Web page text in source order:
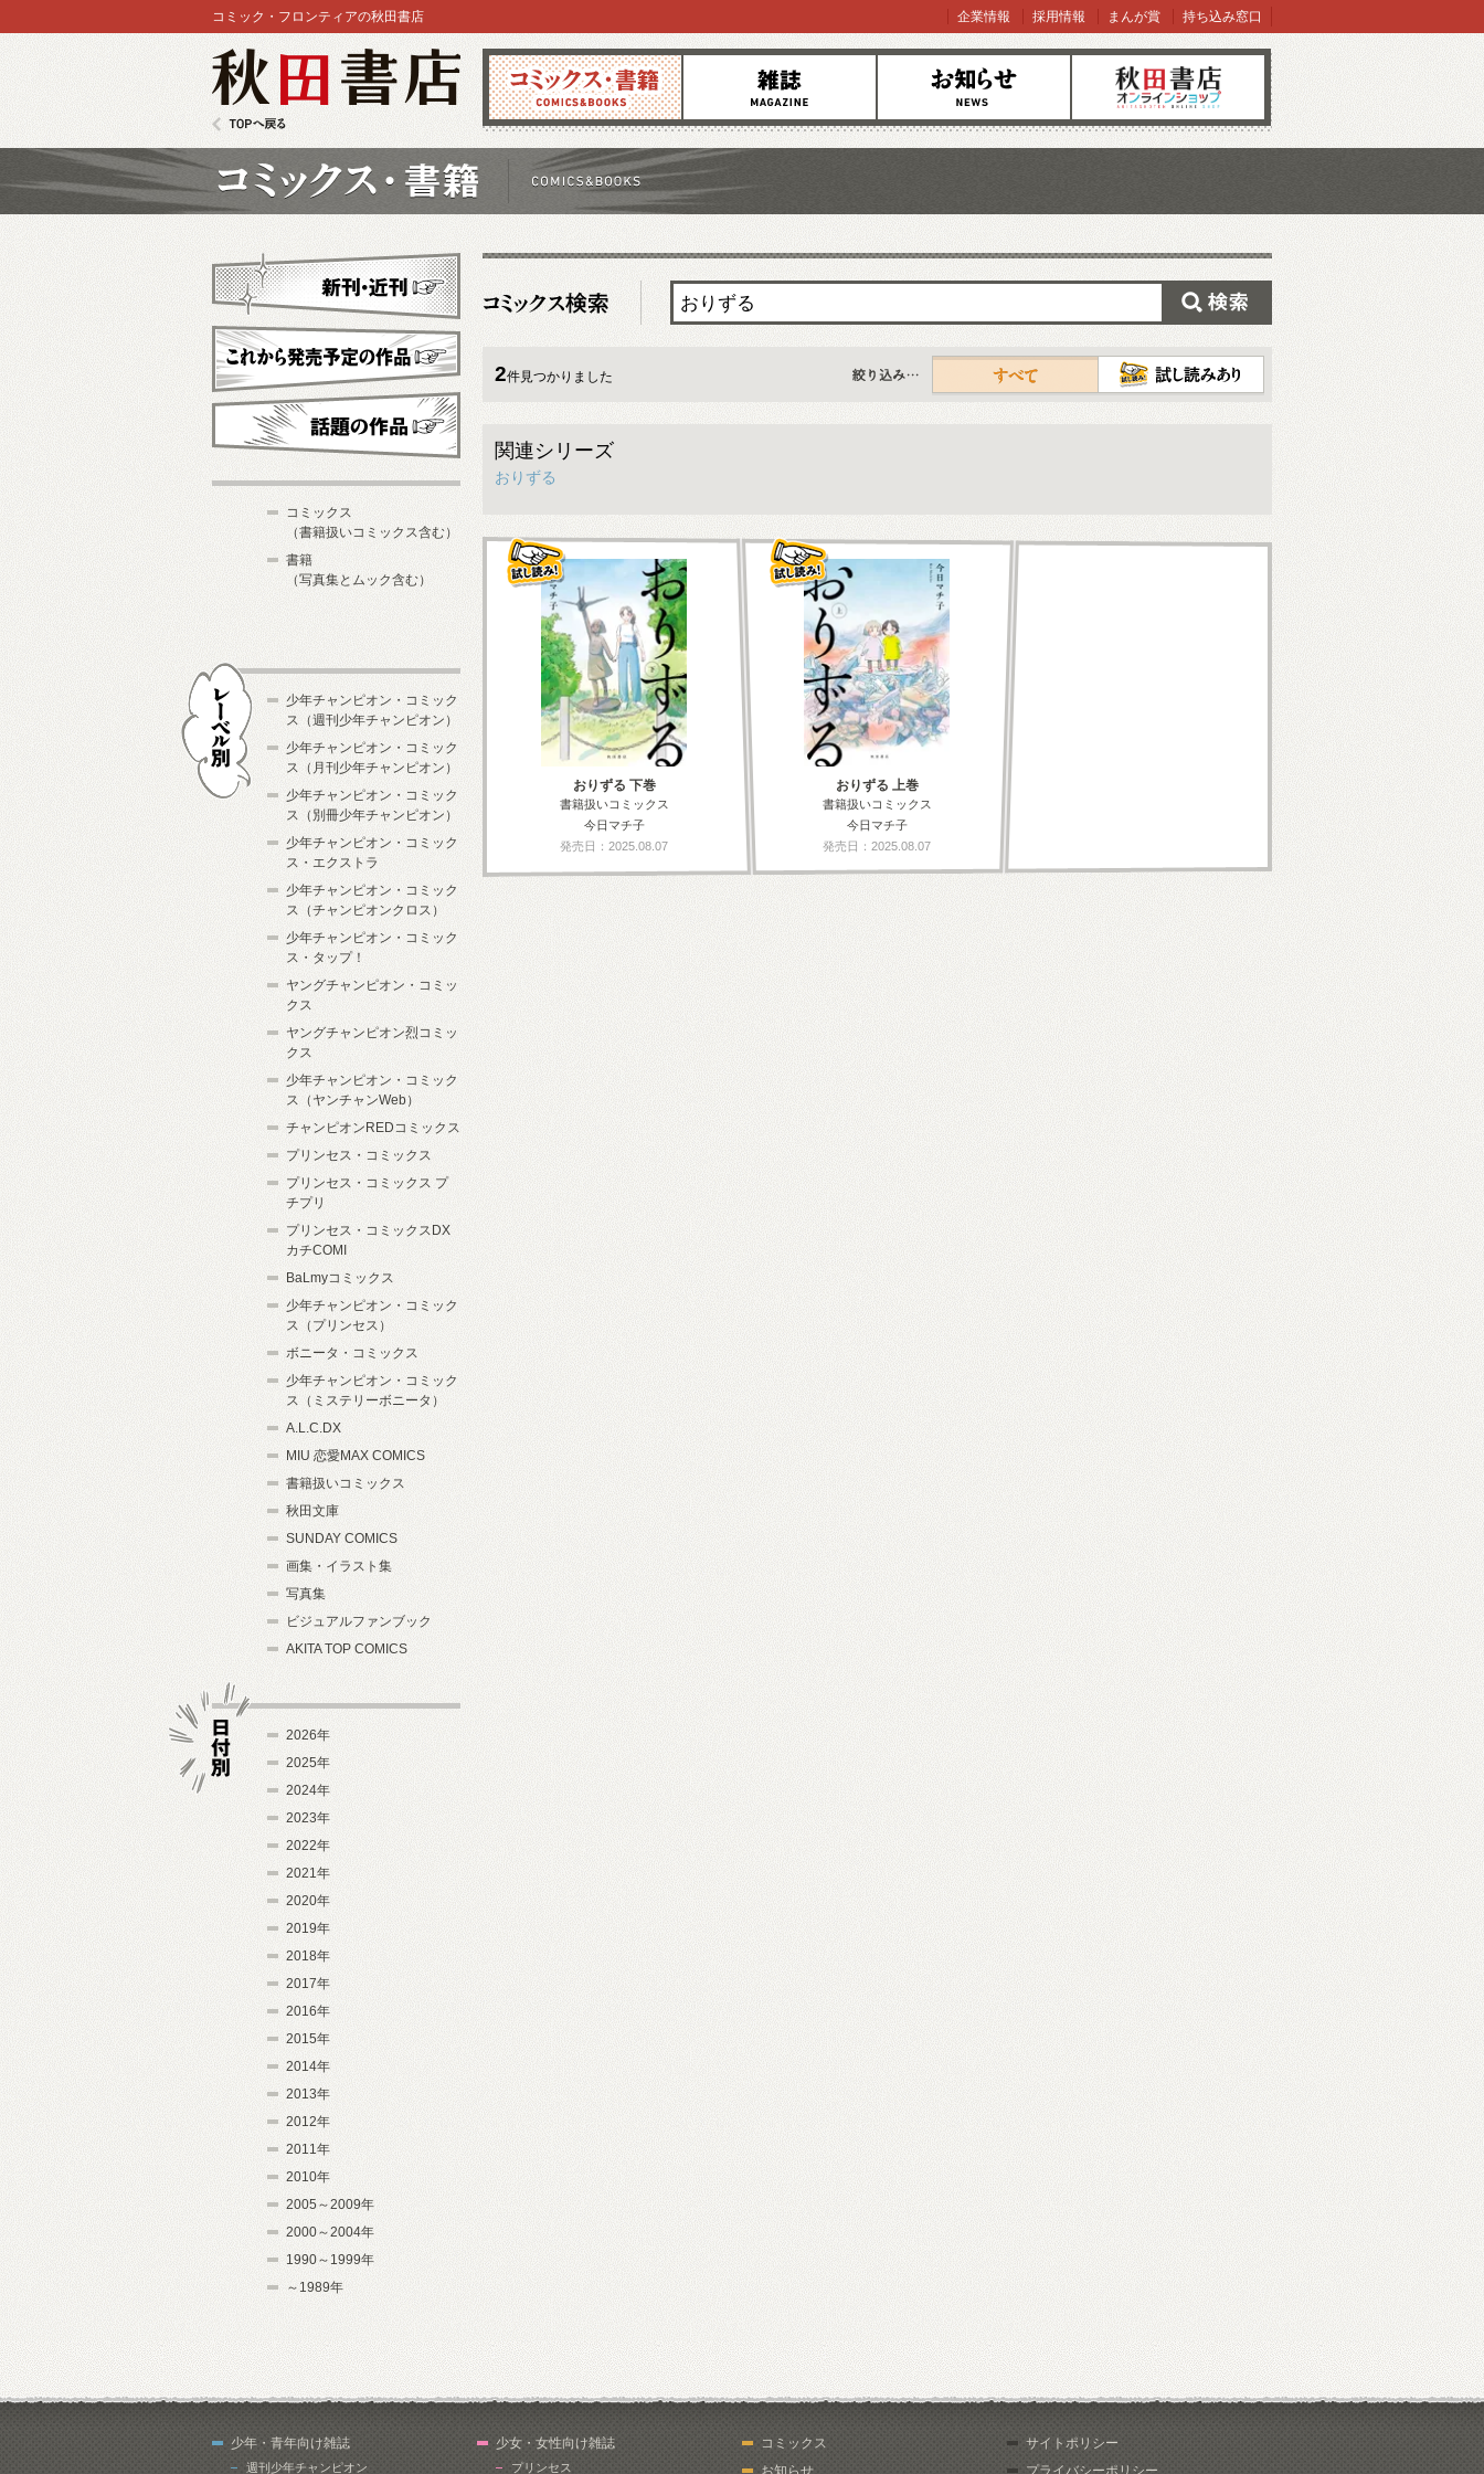
コミックス 雑誌 お知らせ オンラインショップ
コミック・フロンティアの秋田書店 企業情報 採用情報 まんが賞 持ち込み窓口
2件見つかりました
すべて
関連シリーズ
おりずる
おりずる 下巻
書籍扱いコミックス
今日マチ子
発売日：2025.08.07
おりずる 上巻
書籍扱いコミックス
今日マチ子
発売日：2025.08.07
新刊・近刊
これから発売予定
コミックス
（書籍扱いコミックス含む）
書籍
（写真集とムック含む）
少年チャンピオン・コミック
ス（週刊少年チャンピオン）
少年チャンピオン・コミック
ス（月刊少年チャンピオン）
少年チャンピオン・コミック
ス（別冊少年チャンピオン）
少年チャンピオン・コミック
ス・エクストラ
少年チャンピオン・コミック
ス（チャンピオンクロス）
少年チャンピオン・コミック
ス・タップ！
ヤングチャンピオン・コミッ
クス
ヤングチャンピオン烈コミッ
クス
少年チャンピオン・コミック
ス（ヤンチャンWeb）
チャンピオンREDコミックス
プリンセス・コミックス
プリンセス・コミックス プ
チプリ
プリンセス・コミックスDX
カチCOMI
BaLmyコミックス
少年チャンピオン・コミック
ス（プリンセス）
ボニータ・コミックス
少年チャンピオン・コミック
ス（ミステリーボニータ）
A.L.C.DX
MIU 恋愛MAX COMICS
書籍扱いコミックス
秋田文庫
SUNDAY COMICS
画集・イラスト集
写真集
ビジュアルファンブック
AKITA TOP COMICS
2026年
2025年
2024年
2023年
2022年
2021年
2020年
2019年
2018年
2017年
2016年
2015年
2014年
2013年
2012年
2011年
2010年
2005～2009年
2000～2004年
1990～1999年
～1989年
少年・青年向け雑誌
週刊少年チャンピオン
少女・女性向け雑誌
プリンセス
コミックス
お知らせ
サイトポリシー
プライバシーポリシー